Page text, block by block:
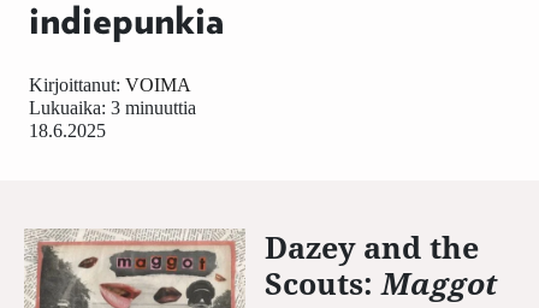
indiepunkia
18.6.2025
Kirjoittanut: VOIMA
Lukuaika: 3 minuuttia
Dazey and the
Scouts:Maggot